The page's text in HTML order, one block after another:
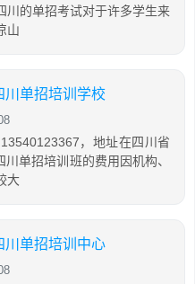
川的单招考试对于许多学生来
山
川单招培训学校
，地址在四川省
单招培训班的费用因机构、
大
川单招培训中心